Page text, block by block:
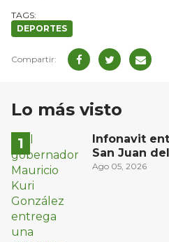
DEPORTES
Lo más visto
Infonavit
San Juan
bajos
Ago 05, 2026